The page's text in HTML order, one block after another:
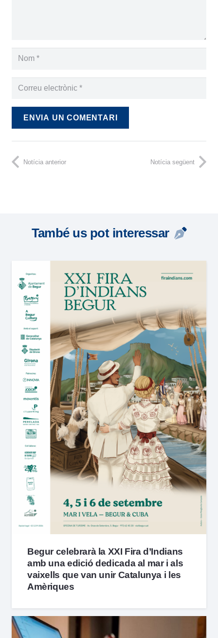
ENVIA UN COMENTARI
Notícia anterior Notícia següent
També us pot interessar
Begur celebrarà la XXI Fira d’Indians
amb una edició dedicada al mar i als
vaixells que van unir Catalunya i les
Amèriques